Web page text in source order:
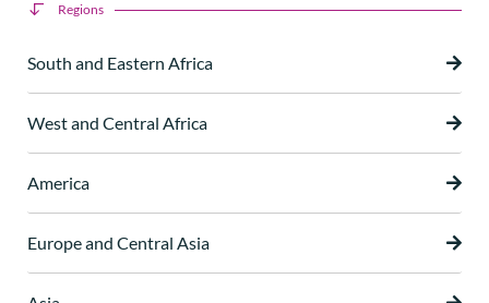
Regions
South and Eastern Africa
West and Central Africa
America
Europe and Central Asia